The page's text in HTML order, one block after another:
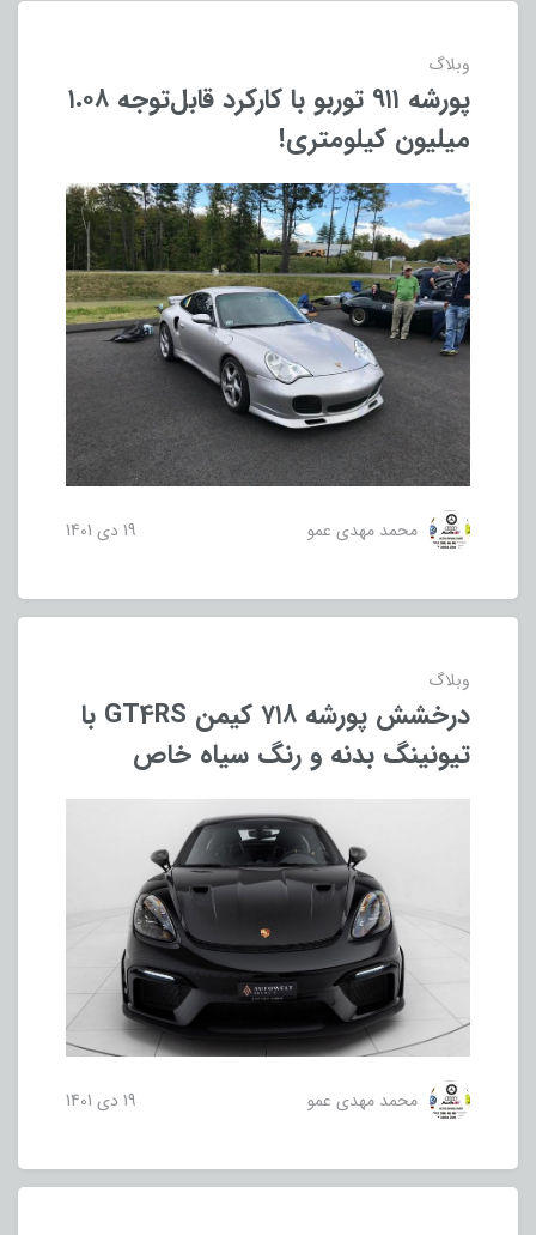
وبلاگ
پورشه ۹۱۱ توربو با کارکرد قابل‌توجه ۱.۰۸
میلیون کیلومتری!
محمد مهدی عمو 19 دی 1401
وبلاگ
درخشش پورشه ۷۱۸ کیمن GT4RS با
تیونینگ بدنه و رنگ سیاه خاص
محمد مهدی عمو 19 دی 1401